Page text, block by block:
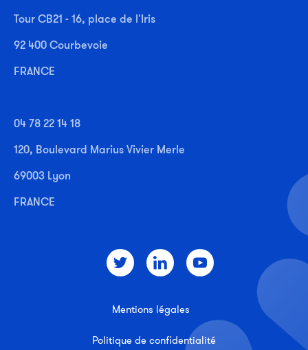
Tour CB21 - 16, place de l'Iris
92 400 Courbevoie
FRANCE
04 78 22 14 18
120, Boulevard Marius Vivier Merle
69003 Lyon
FRANCE
Mentions légales
Politique de confidentialité